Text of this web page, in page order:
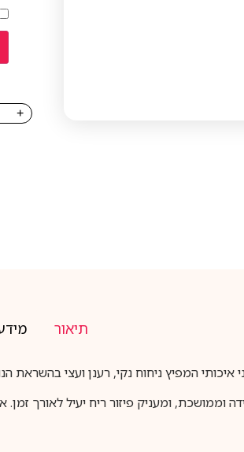
+
תיאור
איכותי המפיץ ניחוח נקי, רענן ועצי בהשראת
וממושכת, ומעניק פיזור ריח יעיל לאורך